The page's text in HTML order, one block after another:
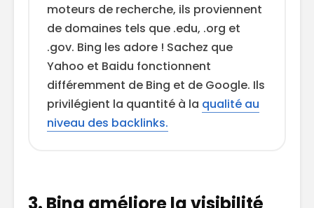
moteurs de recherche, ils proviennent
de domaines tels que .edu, .org et
.gov. Bing les adore ! Sachez que
Yahoo et Baidu fonctionnent
différemment de Bing et de Google. Ils
privilégient la quantité à la qualité au
niveau des backlinks.